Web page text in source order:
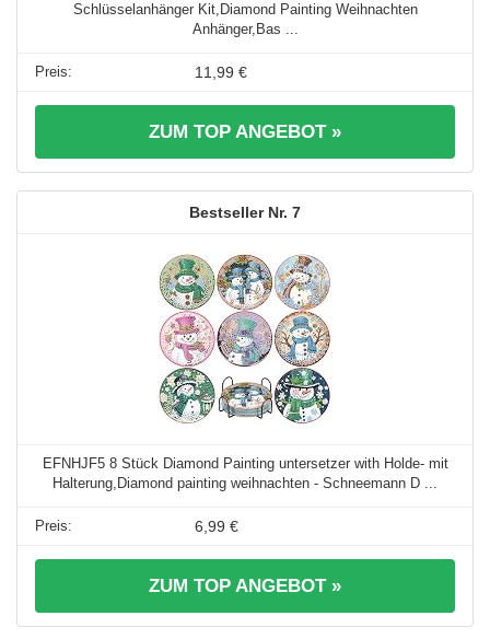
Schlüsselanhänger Kit,Diamond Painting Weihnachten
Anhänger,Bas ...
11,99 €
ZUM TOP ANGEBOT »
7
EFNHJF5 8 Stück Diamond Painting untersetzer with Holde- mit
Halterung,Diamond painting weihnachten - Schneemann D ...
6,99 €
ZUM TOP ANGEBOT »